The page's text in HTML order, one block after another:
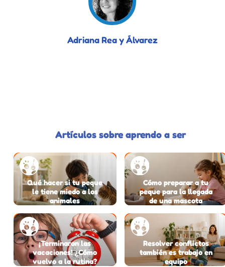
Adriana Rea y Álvarez
Artículos sobre aprendo a ser
Qué hacer si tu peque
le tiene miedo a los
animales
Cómo preparar a tu
peque para la llegada
de una mascota
¡Terminaron las
vacaciones! ¿Cómo
vuelvo a la rutina?
Resolver conflictos
también es trabajo en
equipo